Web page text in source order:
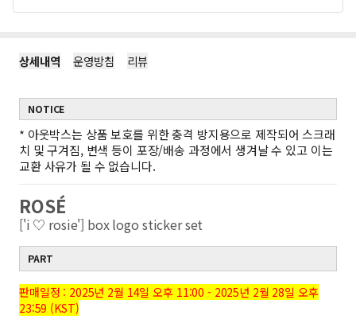
상세내역 운영방침 리뷰
NOTICE
* 아웃박스는 상품 보호를 위한 충격 방지용으로 제작되어 스크래
치 및 구겨짐, 변색 등이 포장/배송 과정에서 생겨날 수 있고 이는
교환 사유가 될 수 없습니다.
ROSÉ
['i ♡ rosie'] box logo sticker set
PART
판매일정 : 2025년 2월 14일 오후 11:00 - 2025년 2월 28일 오후
23:59 (KST)